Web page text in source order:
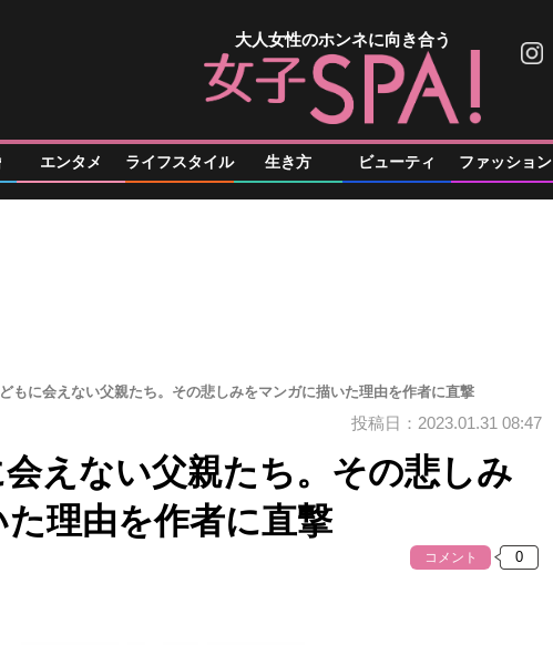
大人女性のホンネに向き合う
エンタメ ライフスタイル 生き方 ビューティ ファッション
もに会えない父親たち。その悲しみをマンガに描いた理由を作者に直撃
投稿日：2023.01.31 08:47
えない父親たち。その悲しみ
理由を作者に直撃
コメント